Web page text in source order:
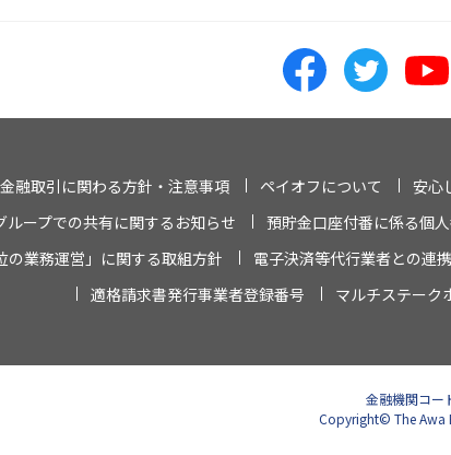
金融取引に関わる方針・注意事項 ペイオフについて 安心
ループでの共有に関するお知らせ
預貯金口座付番に係る個
の業務運営」に関する取組方針
電子決済等代行業者との連
適格請求書発行事業者登録番号
マルチステーク
金融機関コー
Copyright© The Awa